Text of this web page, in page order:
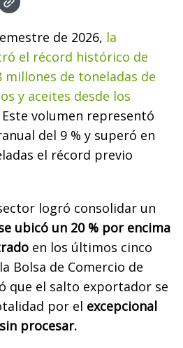
de 2026, la
el récord histórico de
millones de toneladas de
y aceites desde los
Este volumen representó
del 9 % y superó en
el récord previo
logró consolidar un
ubicó un 20 % por encima
en los últimos cinco
Bolsa de Comercio de
que el salto exportador se
por el excepcional
procesar.